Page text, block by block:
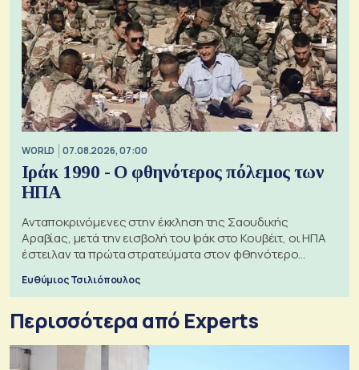
WORLD 07.08.2026, 07:00
Ιράκ 1990 - Ο φθηνότερος πόλεμος των
ΗΠΑ
Ανταποκρινόμενες στην έκκληση της Σαουδικής
Αραβίας, μετά την εισβολή του Ιράκ στο Κουβέιτ, οι ΗΠΑ
έστειλαν τα πρώτα στρατεύματα στον φθηνότερο
Ευθύμιος Τσιλιόπουλος
Περισσότερα από Experts